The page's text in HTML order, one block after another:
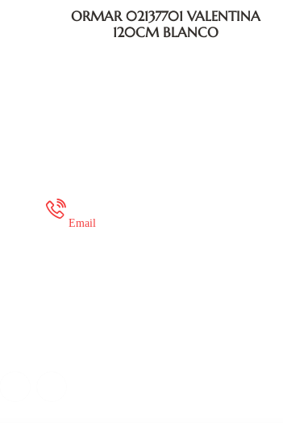
ORMAR 02137701 VALENTINA
120CM BLANCO
Email